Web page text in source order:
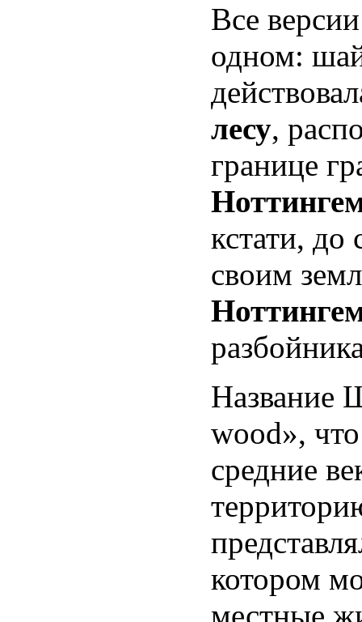
Все
одном:
лесу,
границе
кстати, до
своим
Название
wood»,
средние
котором
местные